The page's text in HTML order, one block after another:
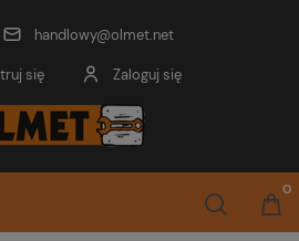
handlowy@olmet.net
się Zaloguj się